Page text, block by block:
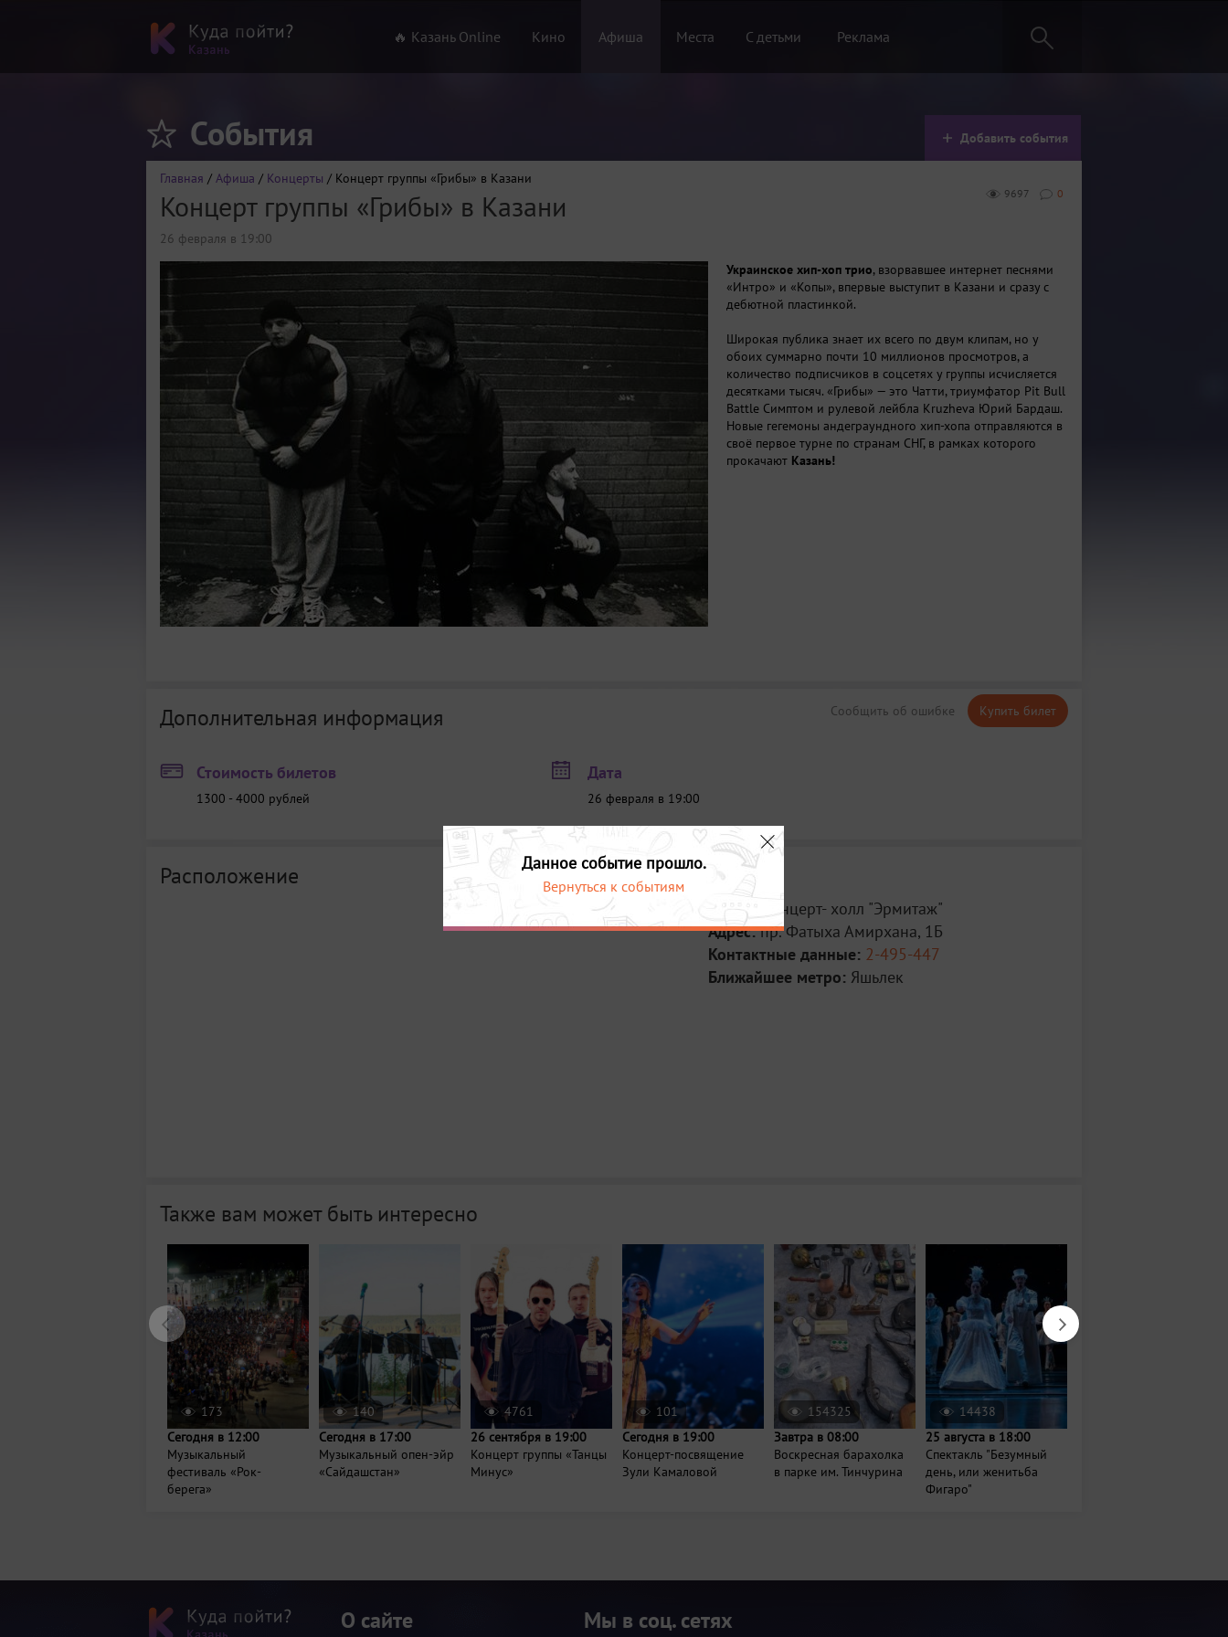
🔥 Казань Online Кино Афиша Места С детьми Реклама
События Добавить события
Главная / Афиша / Концерты / Концерт группы «Грибы» в Казани
0
9697
Концерт группы «Грибы» в Казани
26 февраля в 19:00
Украинское хип-хоп трио, взорвавшее интернет песнями
«Интро» и «Копы», впервые выступит в Казани и сразу с
дебютной пластинкой.
Широкая публика знает их всего по двум клипам, но у
обоих суммарно почти 10 миллионов просмотров, а
количество подписчиков в соцсетях у группы исчисляется
десятками тысяч. «Грибы» — это Чатти, триумфатор Pit Bull
Battle Симптом и рулевой лейбла Kruzheva Юрий Бардаш.
Новые гегемоны андеграундного хип-хопа отправляются в
своё первое турне по странам СНГ, в рамках которого
прокачают Казань!
Сообщить об ошибке Купить билет
Дополнительная информация
Стоимость билетов
1300 - 4000 рублей
Дата
26 февраля в 19:00
Расположение
Место:
Концерт- холл "Эрмитаж"
Адрес:пр. Фатыха Амирхана, 1Б
Контактные данные: 2-495-447
Ближайшее метро: Яшьлек
Также вам может быть интересно
173
Сегодня в 12:00
Музыкальный
фестиваль «Рок-
берега»
140
Сегодня в 17:00
Музыкальный опен-эйр
«Сайдашстан»
4761
26 сентября в 19:00
Концерт группы «Танцы
Минус»
101
Сегодня в 19:00
Концерт-посвящение
Зули Камаловой
154325
Завтра в 08:00
Воскресная барахолка
в парке им. Тинчурина
14438
25 августа в 18:00
Спектакль "Безумный
день, или женитьба
Фигаро"
Данное событие прошло.
Вернуться к событиям
О сайте Мы в соц. сетях